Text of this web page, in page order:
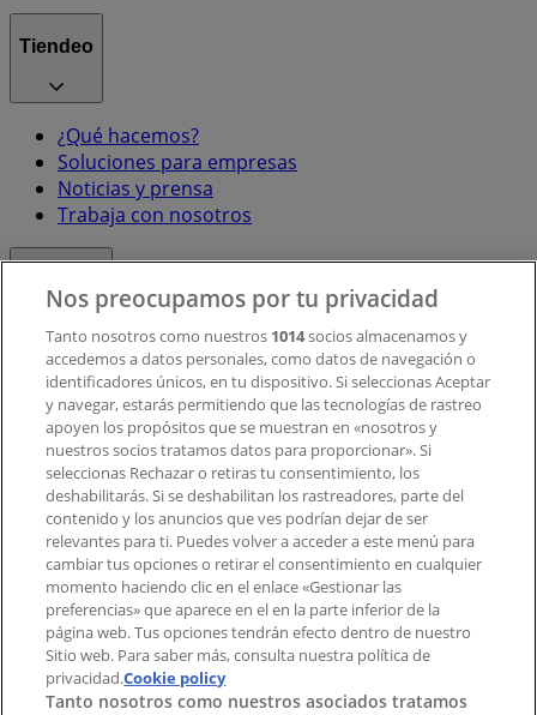
Tiendeo
¿Qué hacemos?
Soluciones para empresas
Noticias y prensa
Trabaja con nosotros
Contacto comercial y de marketing
Tienda mal colocada en el mapa
Notificar un folleto
¿Encontraste un problema en la web o en la
aplicación?
Índices
Marcas
Marcas locales
Negocios
Negocios cercanos
Nos preocupamos por tu privacidad
Tanto nosotros como nuestros 1014socios almacenamos y
accedemos a datos personales, como datos de navegación o
identificadores únicos, en tu dispositivo. Si seleccionas Aceptar
y navegar, estarás permitiendo que las tecnologías de rastreo
apoyen los propósitos que se muestran en «nosotros y
nuestros socios tratamos datos para proporcionar». Si
seleccionas Rechazar o retiras tu consentimiento, los
deshabilitarás. Si se deshabilitan los rastreadores, parte del
contenido y los anuncios que ves podrían dejar de ser
relevantes para ti. Puedes volver a acceder a este menú para
cambiar tus opciones o retirar el consentimiento en cualquier
momento haciendo clic en el enlace «Gestionar las
preferencias» que aparece en el en la parte inferior de la
página web. Tus opciones tendrán efecto dentro de nuestro
Sitio web. Para saber más, consulta nuestra política de
privacidad.Cookie policy
Tanto nosotros como nuestros asociados tratamos